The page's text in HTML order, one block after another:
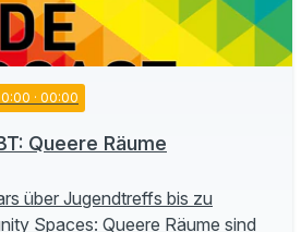
· 00:00
Queere Räume
über Jugendtreffs bis zu
Spaces: Queere Räume sind